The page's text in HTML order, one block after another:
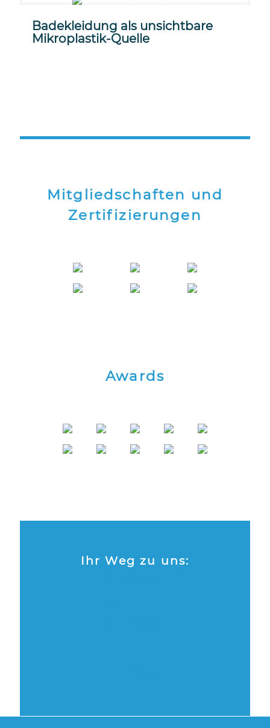
Badekleidung als unsichtbare
Mikroplastik-Quelle
Mitgliedschaften und
Zertifizierungen
Awards
Ihr Weg zu uns: